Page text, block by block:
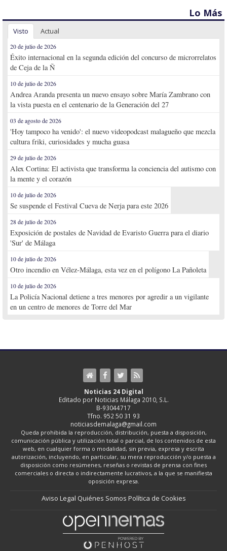
Lo Más
Visto Actual
20 de julio de 2026
Éxito internacional en la segunda edición del concurso de microrrelatos
de Ceja de la Ñ
10 de julio de 2026
Andrea Aranda presenta un nuevo ensayo sobre María Zambrano con
la vista puesta en el centenario de la Generación del 27
03 de agosto de 2026
'Hoy tampoco ha venido': el nuevo videopodcast malagueño que mezcla
cultura friki, curiosidades y mucha guasa
29 de julio de 2026
Alex Cortina: El activista que transforma la conciencia del autismo con
la mente y el corazón
10 de julio de 2026
Se suspende el Festival Cueva de Nerja para este 2026
28 de julio de 2026
Exposición de postales de Navidad de Evaristo Guerra para el diario
'Sur' de Málaga
10 de julio de 2026
Otro incendio en Vélez-Málaga, esta vez en el polígono La Pañoleta
10 de julio de 2026
La Policía Nacional detiene a tres menores por agredir a un vigilante
en un centro de menores de Torre del Mar
Noticias 24 Digital
Editado por Noticias Málaga 2010, S.L.
B-93044717
Tfno. 952 50 31 93
noticiasdemalaga@gmail.com
Queda prohibida la reproducción, distribución, puesta a disposición,
comunicación pública y utilización total o parcial, de los contenidos de esta
web, en cualquier forma o modalidad, sin previa, expresa y escrita
autorización, incluyendo, en particular, su mera reproducción y/o puesta a
disposición como resúmenes, reseñas o revistas de prensa con fines
comerciales o directa o indirectamente lucrativos, a la que se manifiesta
oposición expresa.
Aviso Legal Quiénes Somos Política de Cookies